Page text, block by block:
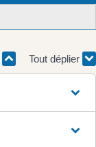
Tout déplier